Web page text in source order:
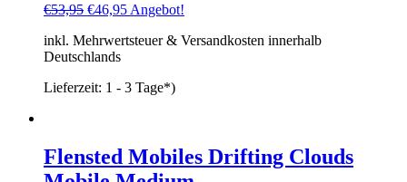
€53,95 Ursprünglicher
war:
€53,95
€46,95Aktueller
ist:
Angebot!
inkl. Mehrwertsteuer & Versandkosten innerhalb
Deutschlands
Lieferzeit: 1 - 3 Tage*)
Flensted Mobiles Drifting Clouds